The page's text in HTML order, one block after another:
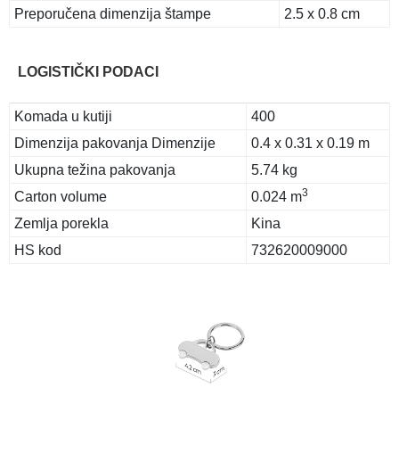
Preporučena dimenzija štampe
2.5 x 0.8 cm
LOGISTIČKI PODACI
Komada u kutiji
400
Dimenzija pakovanja Dimenzije
0.4 x 0.31 x 0.19 m
Ukupna težina pakovanja
5.74 kg
Carton volume
0.024 m3
Zemlja porekla
Kina
HS kod
732620009000